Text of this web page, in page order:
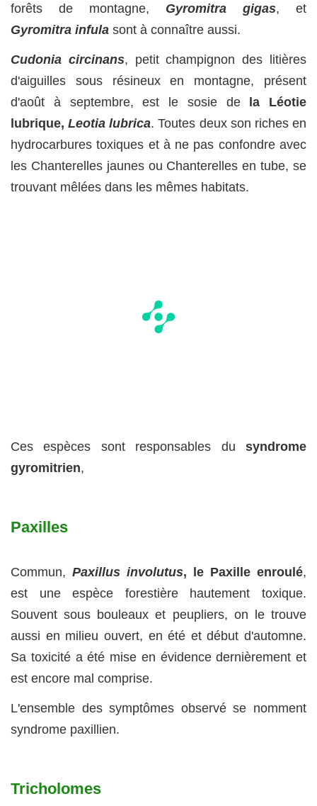
forêts de montagne, Gyromitra gigas, et
Gyromitra infula sont à connaître aussi.
Cudonia circinans, petit champignon des litières
d'aiguilles sous résineux en montagne, présent
d'août à septembre, est le sosie de
la Léotie
lubrique,Leotia lubrica. Toutes deux son riches en
hydrocarbures toxiques et à ne pas confondre avec
les Chanterelles jaunes ou Chanterelles en tube, se
trouvant mêlées dans les mêmes habitats.
Ces espèces sont responsables du syndrome
gyromitrien,
Paxilles
Commun, Paxillus involutus, le Paxille enroulé,
est une espèce forestière hautement toxique.
Souvent sous bouleaux et peupliers, on le trouve
aussi en milieu ouvert, en été et début d'automne.
Sa toxicité a été mise en évidence dernièrement et
est encore mal comprise.
L'ensemble des symptômes observé se nomment
syndrome paxillien.
Tricholomes